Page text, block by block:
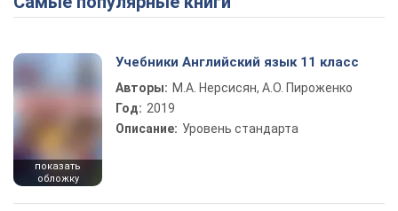
показать
обложку
Учебники Английский язык 11 класс
Авторы: М.А. Нерсисян, А.О. Пироженко
Год: 2019
Описание: Уровень стандарта